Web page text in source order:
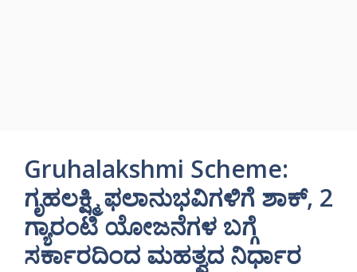
Gruhalakshmi Scheme:
ಗೃಹಲಕ್ಷ್ಮಿ ಫಲಾನುಭವಿಗಳಿಗೆ ಶಾಕ್, 2
ಗ್ಯಾರಂಟಿ ಯೋಜನೆಗಳ ಬಗ್ಗೆ
ಸರ್ಕಾರದಿಂದ ಮಹತ್ವದ ನಿರ್ಧಾರ